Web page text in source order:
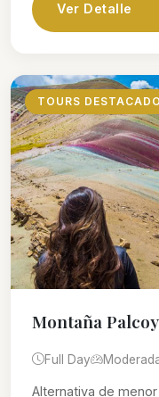
Ver Detalle
TOURS
Montaña
Full Day
Alternativa de